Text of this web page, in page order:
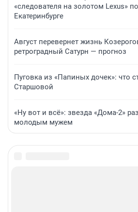
«следователя на золотом Lexus»
Екатеринбурге
Август перевернет жизнь
ретроградный Сатурн — прогноз
Пуговка из «Папиных дочек»: что
Старшовой
«Ну вот и всё»: звезда «Дома-2»
молодым мужем